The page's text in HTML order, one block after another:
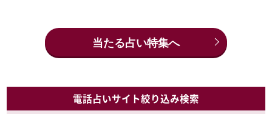
当たる占い特集へ
電話占いサイト絞り込み検索